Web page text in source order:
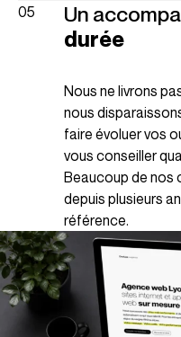
Un
durée
Nous ne livrons
nous
faire évoluer vos
vous conseiller
Beaucoup de nos
depuis plusieurs
référence.